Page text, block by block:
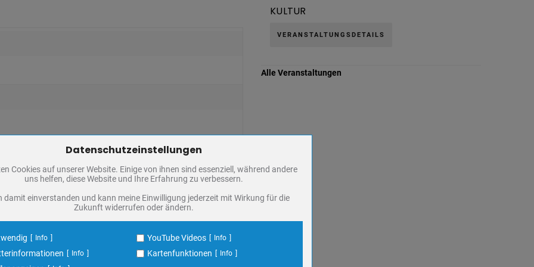
KULTUR
VERANSTALTUNGSDETAILS
Alle Veranstaltungen
Zum Betrieb der Seite notwendige Cookies / Drittanbieter:
PHP Session Cookie
Absicherung Kontaktformular / SPAM Schutz
Cookiespeicherung Entscheidungscookie
Datenschutzeinstellungen
Cookies auf unserer Website. Einige von ihnen sind essenziell, während andere
uns helfen, diese Website und Ihre Erfahrung zu verbessern.
damit einverstanden und kann meine Einwilligung jederzeit mit Wirkung für die
Zukunft widerrufen oder ändern.
Info YouTube Videos Info
Info Kartenfunktionen Info